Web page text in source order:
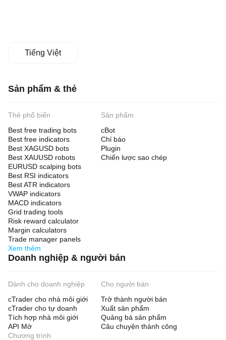
Tiếng Việt
Sản phẩm & thẻ
Thẻ phổ biến
Best free trading bots
Best free indicators
Best XAGUSD bots
Best XAUUSD robots
EURUSD scalping bots
Best RSI indicators
Best ATR indicators
VWAP indicators
MACD indicators
Grid trading tools
Risk reward calculator
Margin calculators
Trade manager panels
Xem thêm
Sản phẩm
cBot
Chỉ báo
Plugin
Chiến lược sao chép
Doanh nghiệp & người bán
Dành cho doanh nghiệp
cTrader cho nhà môi giới
cTrader cho tự doanh
Tích hợp nhà môi giới
API Mở
Cho người bán
Trở thành người bán
Xuất sản phẩm
Quảng bá sản phẩm
Câu chuyện thành công
Chương trình